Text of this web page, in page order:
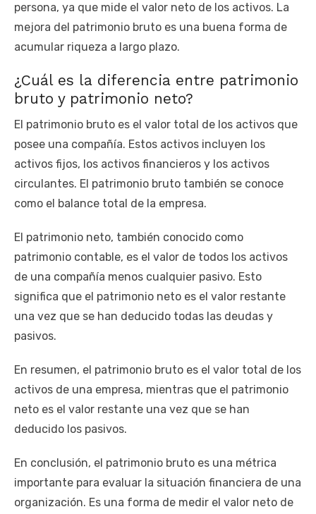
persona, ya que mide el valor neto de los activos. La
mejora del patrimonio bruto es una buena forma de
acumular riqueza a largo plazo.
¿Cuál es la diferencia entre patrimonio
bruto y patrimonio neto?
El patrimonio bruto es el valor total de los activos que
posee una compañía. Estos activos incluyen los
activos fijos, los activos financieros y los activos
circulantes. El patrimonio bruto también se conoce
como el balance total de la empresa.
El patrimonio neto, también conocido como
patrimonio contable, es el valor de todos los activos
de una compañía menos cualquier pasivo. Esto
significa que el patrimonio neto es el valor restante
una vez que se han deducido todas las deudas y
pasivos.
En resumen, el patrimonio bruto es el valor total de los
activos de una empresa, mientras que el patrimonio
neto es el valor restante una vez que se han
deducido los pasivos.
En conclusión, el patrimonio bruto es una métrica
importante para evaluar la situación financiera de una
organización. Es una forma de medir el valor neto de